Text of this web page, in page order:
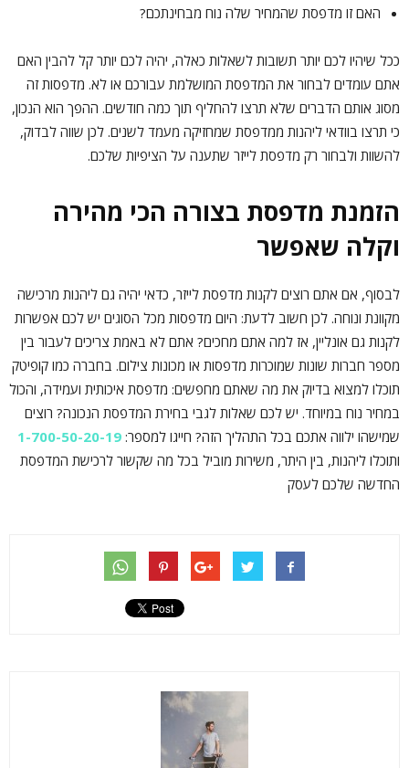
האם זו מדפסת שהמחיר שלה נוח מבחינתכם?
ככל שיהיו לכם יותר תשובות לשאלות כאלה, יהיה לכם יותר קל להבין האם
אתם עומדים לבחור את המדפסת המושלמת עבורכם או לא. מדפסות זה
מסוג אותם הדברים שלא תרצו להחליף תוך כמה חודשים. ההפך הוא הנכון,
כי תרצו בוודאי ליהנות ממדפסת שמחזיקה מעמד לשנים. לכן שווה לבדוק,
להשוות ולבחור רק מדפסת לייזר שתענה על הציפיות שלכם.
הזמנת מדפסת בצורה הכי מהירה
וקלה שאפשר
לבסוף, אם אתם רוצים לקנות מדפסת לייזר, כדאי יהיה גם ליהנות מרכישה
מקוונת ונוחה. לכן חשוב לדעת: היום מדפסות מכל הסוגים יש לכם אפשרות
לקנות גם אונליין, אז למה אתם מחכים? אתם לא באמת צריכים לעבור בין
מספר חברות שונות שמוכרות מדפסות או מכונות צילום. בחברה כמו קופיטק
תוכלו למצוא בדיוק את מה שאתם מחפשים: מדפסת איכותית ועמידה, והכול
במחיר נוח במיוחד. יש לכם שאלות לגבי בחירת המדפסת הנכונה? רוצים
שמישהו ילווה אתכם בכל התהליך הזה? חייגו למספר: 1-700-50-20-19
ותוכלו ליהנות, בין היתר, משירות מוביל בכל מה שקשור לרכישת המדפסת
החדשה שלכם לעסק